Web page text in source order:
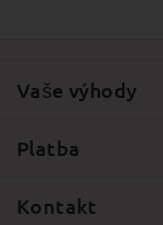
Vaše výhody
Platba
Kontakt